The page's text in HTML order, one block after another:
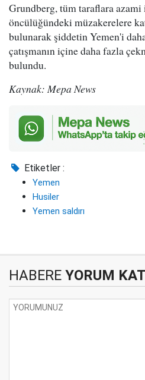
Grundberg, tüm taraflara
öncülüğündeki müzakerelere
bulunarak şiddetin Yemen'i
çatışmanın içine daha fazla
bulundu.
Kaynak: Mepa News
Etiketler :
Yemen
Husiler
Yemen saldırı
HABERE YORUM KAT